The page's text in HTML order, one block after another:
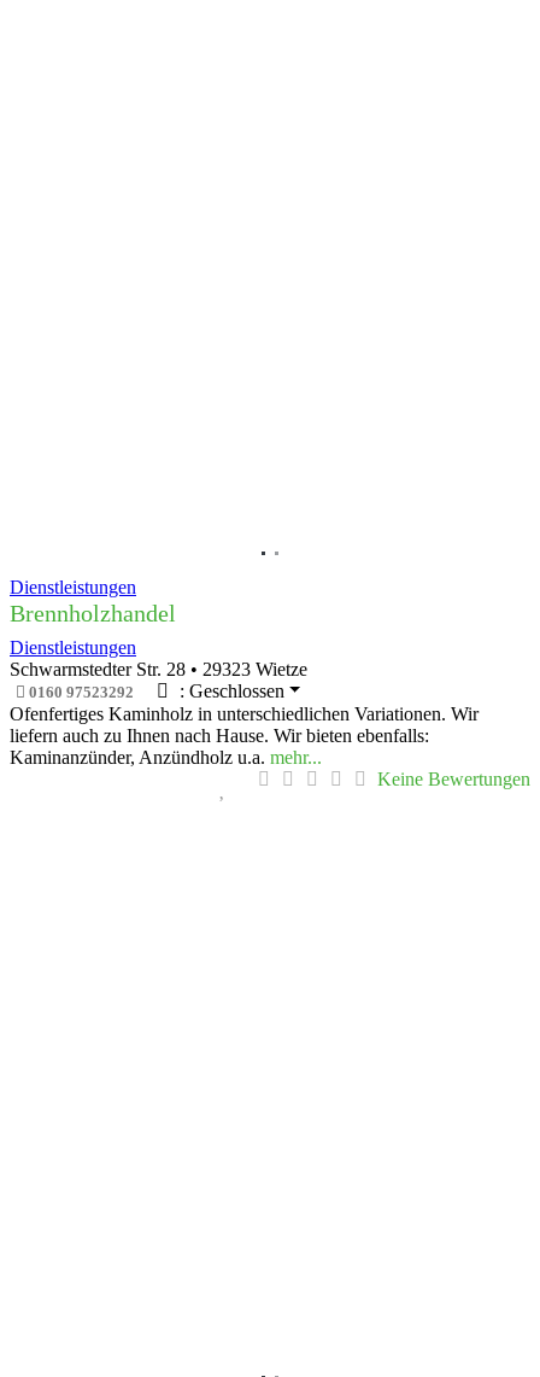
Dienstleistungen
Brennholzhandel
Dienstleistungen
Schwarmstedter Str. 28 • 29323 Wietze
0160 97523292 : Geschlossen
Ofenfertiges Kaminholz in unterschiedlichen Variationen. Wir
liefern auch zu Ihnen nach Hause. Wir bieten ebenfalls:
Kaminanzünder, Anzündholz u.a. mehr...
Keine Bewertungen